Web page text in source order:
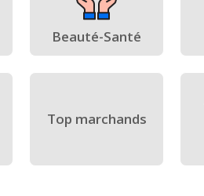
Beauté-Santé
Top marchands